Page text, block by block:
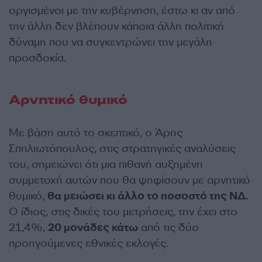
οργισμένοι με την κυβέρνηση, έστω κι αν από
την άλλη δεν βλέπουν κάποια άλλη πολιτική
δύναμη που να συγκεντρώνει την μεγάλη
προσδοκία.
Αρνητικό θυμικό
Με βάση αυτό το σκεπτικό, ο Άρης
Σπηλιωτόπουλος, στις στρατηγικές αναλύσεις
του, σημειώνει ότι μια πιθανή αυξημένη
συμμετοχή αυτών που θα ψηφίσουν με αρνητικό
θυμικό, θα μειώσει κι άλλο το ποσοστό της ΝΔ.
Ο ίδιος, στις δικές του μετρήσεις, την έχει στο
21,4%, 20 μονάδες κάτω από τις δύο
προηγούμενες εθνικές εκλογές.